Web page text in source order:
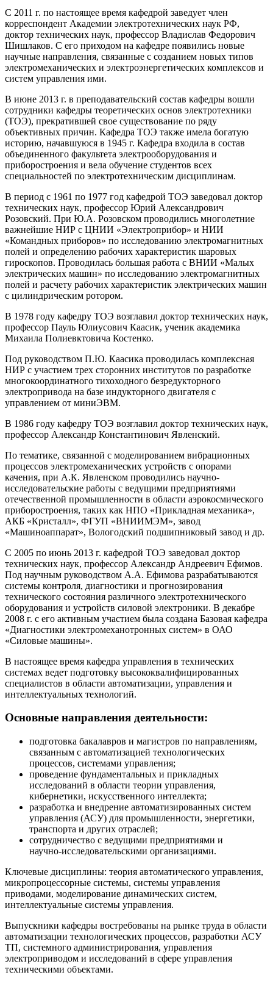
С 2011 г. по настоящее время кафедрой заведует член
корреспондент Академии электротехнических наук РФ,
доктор технических наук, профессор Владислав Федорович
Шишлаков. С его приходом на кафедре появились новые
научные направления, связанные с созданием новых типов
электромеханических и электроэнергетических комплексов и
систем управления ими.
В июне 2013 г. в преподавательский состав кафедры вошли
сотрудники кафедры теоретических основ электротехники
(ТОЭ), прекратившей свое существование по ряду
объективных причин. Кафедра ТОЭ также имела богатую
историю, начавшуюся в 1945 г. Кафедра входила в состав
объединенного факультета электрооборудования и
приборостроения и вела обучение студентов всех
специальностей по электротехническим дисциплинам.
В период с 1961 по 1977 год кафедрой ТОЭ заведовал доктор
технических наук, профессор Юрий Александрович
Розовский. При Ю.А. Розовском проводились многолетние
важнейшие НИР с ЦНИИ «Электроприбор» и НИИ
«Командных приборов» по исследованию электромагнитных
полей и определению рабочих характеристик шаровых
гироскопов. Проводилась большая работа с ВНИИ «Малых
электрических машин» по исследованию электромагнитных
полей и расчету рабочих характеристик электрических машин
с цилиндрическим ротором.
В 1978 году кафедру ТОЭ возглавил доктор технических наук,
профессор Пауль Юлиусович Каасик, ученик академика
Михаила Полиевктовича Костенко.
Под руководством П.Ю. Каасика проводилась комплексная
НИР с участием трех сторонних институтов по разработке
многокоординатного тихоходного безредукторного
электропривода на базе индукторного двигателя с
управлением от миниЭВМ.
В 1986 году кафедру ТОЭ возглавил доктор технических наук,
профессор Александр Константинович Явленский.
По тематике, связанной с моделированием вибрационных
процессов электромеханических устройств с опорами
качения, при А.К. Явленском проводились научно-
исследовательские работы с ведущими предприятиями
отечественной промышленности в области аэрокосмического
приборостроения, таких как НПО «Прикладная механика»,
АКБ «Кристалл», ФГУП «ВНИИМЭМ», завод
«Машиноаппарат», Вологодский подшипниковый завод и др.
С 2005 по июнь 2013 г. кафедрой ТОЭ заведовал доктор
технических наук, профессор Александр Андреевич Ефимов.
Под научным руководством А.А. Ефимова разрабатываются
системы контроля, диагностики и прогнозирования
технического состояния различного электротехнического
оборудования и устройств силовой электроники. В декабре
2008 г. с его активным участием была создана Базовая кафедра
«Диагностики электромеханотронных систем» в ОАО
«Силовые машины».
В настоящее время кафедра управления в технических
системах ведет подготовку высококвалифицированных
специалистов в области автоматизации, управления и
интеллектуальных технологий.
Основные направления деятельности:
подготовка бакалавров и магистров по направлениям,
связанным с автоматизацией технологических
процессов, системами управления;
проведение фундаментальных и прикладных
исследований в области теории управления,
кибернетики, искусственного интеллекта;
разработка и внедрение автоматизированных систем
управления (АСУ) для промышленности, энергетики,
транспорта и других отраслей;
сотрудничество с ведущими предприятиями и
научно‑исследовательскими организациями.
Ключевые дисциплины: теория автоматического управления,
микропроцессорные системы, системы управления
приводами, моделирование динамических систем,
интеллектуальные системы управления.
Выпускники кафедры востребованы на рынке труда в области
автоматизации технологических процессов, разработки АСУ
ТП, системного администрирования, управления
электроприводом и исследований в сфере управления
техническими объектами.